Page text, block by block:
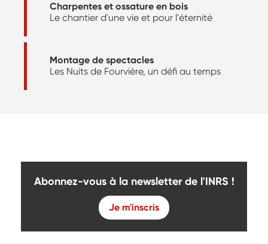
Charpentes et ossature en bois
Le chantier d'une vie et pour l'éternité
Montage de spectacles
Les Nuits de Fourvière, un défi au temps
Abonnez-vous à la newsletter de l'INRS !
Je m'inscris